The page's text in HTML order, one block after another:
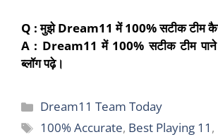
Q :मुझेDream11 में 100% सटीक टीम
A : Dream11 में 100% सटीक टीम
ब्लॉग पढ़े।
Categories
Dream11 Team Today
Tags
100% Accurate, Best Playing 11 ,